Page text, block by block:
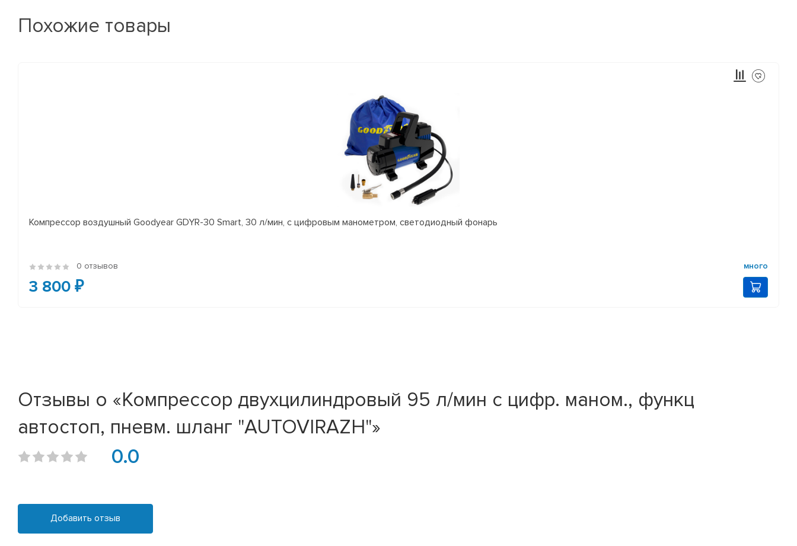
Похожие товары
Компрессор воздушный Goodyear GDYR-30 Smart, 30 л/мин, с цифровым манометром, светодиодный фонарь
0 отзывов много
3 800 ₽
Отзывы о «Компрессор двухцилиндровый 95 л/мин с цифр. маном., функц
автостоп, пневм. шланг "AUTOVIRAZH"»
0.0
Добавить отзыв